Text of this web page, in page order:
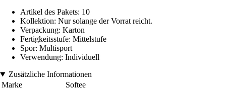
Artikel des Pakets: 10
Kollektion: Nur solange der Vorrat reicht.
Verpackung: Karton
Fertigkeitsstufe: Mittelstufe
Spor: Multisport
Verwendung: Individuell
Zusätzliche Informationen
Marke
Softee